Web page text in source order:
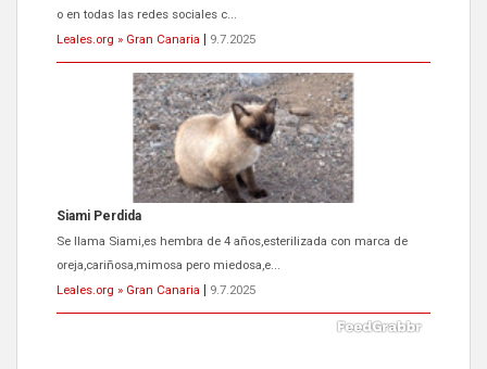
o en todas las redes sociales c...
Leales.org » Gran Canaria
9.7.2025
Siami Perdida
Se llama Siami,es hembra de 4 años,esterilizada con marca de
oreja,cariñosa,mimosa pero miedosa,e...
Leales.org » Gran Canaria
9.7.2025